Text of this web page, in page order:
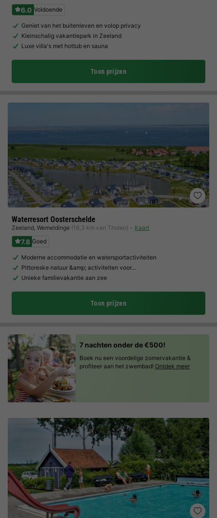
6.0 Voldoende
Geniet van het buitenleven en volop privacy
Kleinschalig vakantiepark in Zeeland
Luxe villa's met hottub en sauna
Toon prijzen
Waterresort Oosterschelde
Zeeland, Wemeldinge (16,3 km van Tholen) Kaart
7.8 Goed
Moderne accommodatie en watersportactiviteiten
Pittoreske natuur &amp; activiteiten voor…
Unieke familievakantie aan zee
Toon prijzen
7 nachten onder de €500!
Boek nu een voordelige zomervakantie &
profiteer aan het zwembad! Ontdek meer